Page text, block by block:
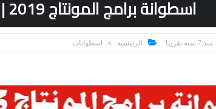
اسطوانة برامج المونتاج 2019 | الاصدار الاول
منذ 7 سنه تقريبا  الرئيسية > اسطوانات